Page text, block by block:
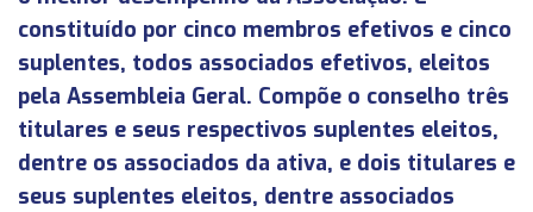
constituído por cinco membros efetivos e cinco
suplentes, todos associados efetivos, eleitos
pela Assembleia Geral. Compõe o conselho três
titulares e seus respectivos suplentes eleitos,
dentre os associados da ativa, e dois titulares e
seus suplentes eleitos, dentre associados